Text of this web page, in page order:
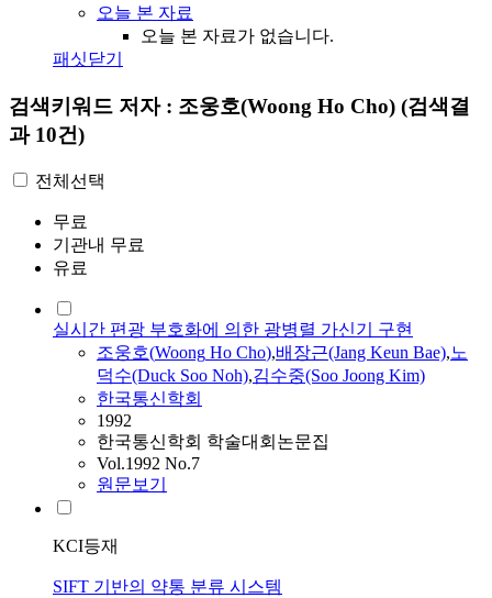
오늘 본 자료
오늘 본 자료가 없습니다.
패싯닫기
검색키워드 저자 : 조웅호(Woong Ho Cho) (검색결
과 10건)
전체선택
무료
기관내 무료
유료
실시간 편광 부호화에 의한 광병렬 가신기 구현
조웅호(Woong Ho Cho),배장근(Jang Keun Bae),노
덕수(Duck Soo Noh),김수중(Soo Joong Kim)
한국통신학회
1992
한국통신학회 학술대회논문집
Vol.1992 No.7
원문보기
KCI등재
SIFT 기반의 약통 분류 시스템